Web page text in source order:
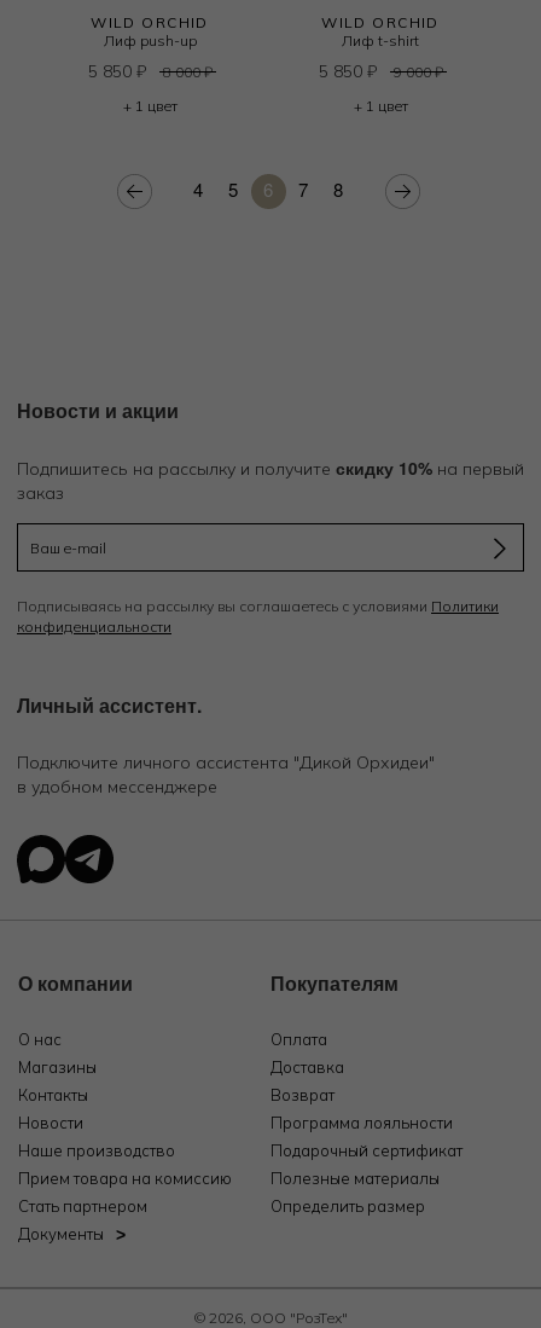
WILD ORCHID
Лиф push-up
5 850 ₽ 8 000₽
+ 1 цвет
WILD ORCHID
Лиф t-shirt
5 850 ₽ 9 000₽
+ 1 цвет
4 5 6 7 8
Новости и акции
Подпишитесь на рассылку и получите скидку 10% на первый
заказ
Подписываясь на рассылку вы соглашаетесь с условиями Политики
конфиденциальности
Личный ассистент.
Подключите личного ассистента "Дикой Орхидеи"
в удобном мессенджере
О компании
О нас
Магазины
Контакты
Новости
Наше производство
Прием товара на комиссию
Стать партнером
Документы
Покупателям
Оплата
Доставка
Возврат
Программа лояльности
Подарочный сертификат
Полезные материалы
Определить размер
© 2026, ООО "РозТех"